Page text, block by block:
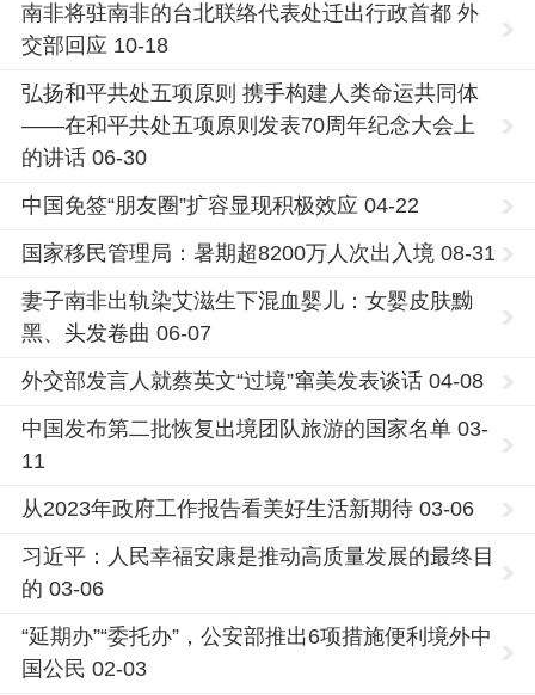
南非将驻南非的台北联络代表处迁出行政首都 外
交部回应 10-18
弘扬和平共处五项原则 携手构建人类命运共同体
——在和平共处五项原则发表70周年纪念大会上
的讲话 06-30
中国免签“朋友圈”扩容显现积极效应 04-22
国家移民管理局：暑期超8200万人次出入境 08-31
妻子南非出轨染艾滋生下混血婴儿：女婴皮肤黝
黑、头发卷曲 06-07
外交部发言人就蔡英文“过境”窜美发表谈话 04-08
中国发布第二批恢复出境团队旅游的国家名单 03-
11
从2023年政府工作报告看美好生活新期待 03-06
习近平：人民幸福安康是推动高质量发展的最终目
的 03-06
“延期办”“委托办”，公安部推出6项措施便利境外中
国公民 02-03